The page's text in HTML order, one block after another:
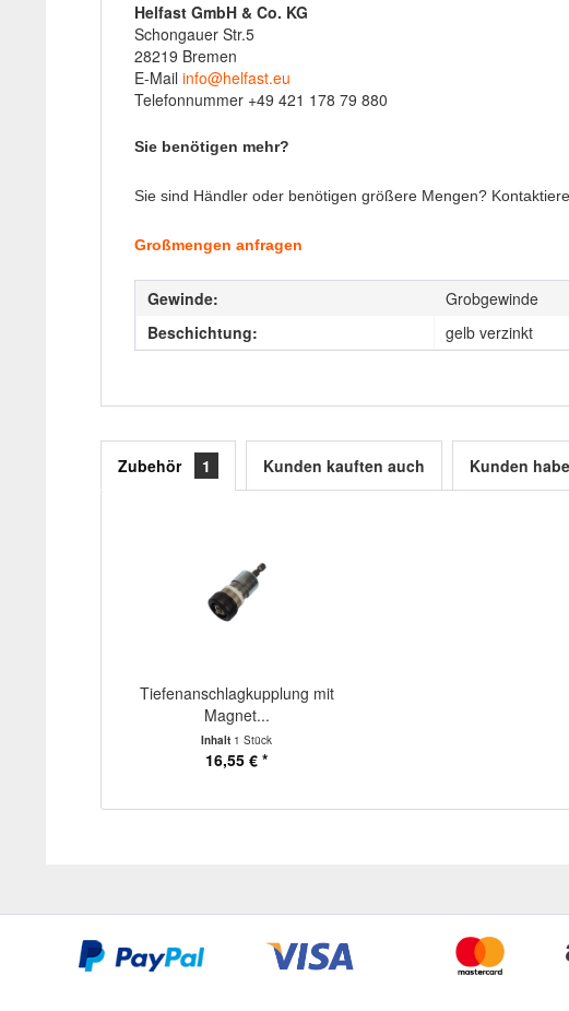
Helfast GmbH & Co. KG
Schongauer Str.5
28219 Bremen
E-Mail info@helfast.eu
Telefonnummer +49 421 178 79 880
Sie benötigen mehr?
Sie sind Händler oder benötigen größere Mengen?
Großmengen anfragen
Gewinde:
Grobgewinde
Beschichtung:
gelb verzinkt
Zubehör 1 Kunden kauften auch Kunden
Tiefenanschlagkupplung mit
Magnet...
Inhalt 1 Stück
16,55 € *